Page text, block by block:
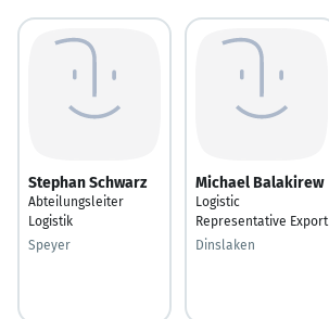
Stephan Schwarz
Abteilungsleiter
Logistik
Speyer
Michael Balakirew
Logistic
Representative Export
Dinslaken